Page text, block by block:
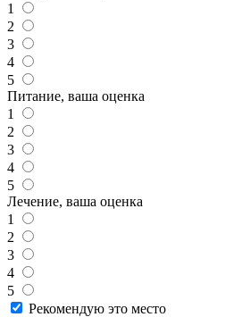
1
2
3
4
5
Питание, ваша оценка
1
2
3
4
5
Лечение, ваша оценка
1
2
3
4
5
Рекомендую это место